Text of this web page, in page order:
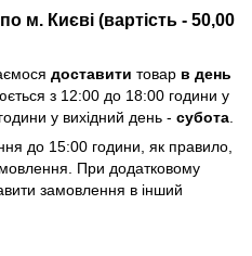
м. Києві (вартість - 50,00
доставити товар в день
з 12:00 до 18:00 години у
у вихідний день - субота
до 15:00 години, як правило,
При додатковому
замовлення в інший